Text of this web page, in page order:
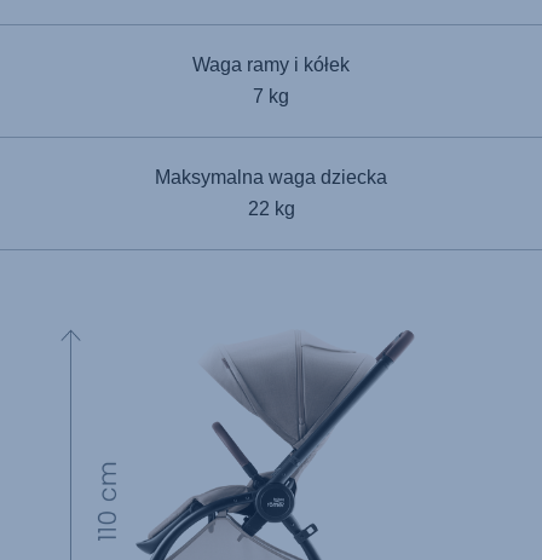
Waga ramy i kółek
7 kg
Maksymalna waga dziecka
22 kg